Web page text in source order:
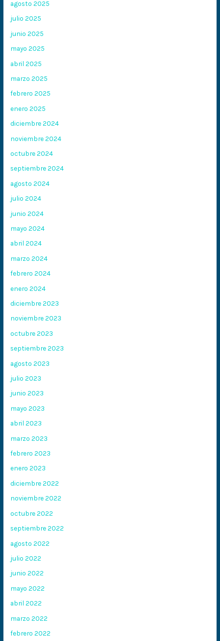
agosto 2025
julio 2025
junio 2025
mayo 2025
abril 2025
marzo 2025
febrero 2025
enero 2025
diciembre 2024
noviembre 2024
octubre 2024
septiembre 2024
agosto 2024
julio 2024
junio 2024
mayo 2024
abril 2024
marzo 2024
febrero 2024
enero 2024
diciembre 2023
noviembre 2023
octubre 2023
septiembre 2023
agosto 2023
julio 2023
junio 2023
mayo 2023
abril 2023
marzo 2023
febrero 2023
enero 2023
diciembre 2022
noviembre 2022
octubre 2022
septiembre 2022
agosto 2022
julio 2022
junio 2022
mayo 2022
abril 2022
marzo 2022
febrero 2022